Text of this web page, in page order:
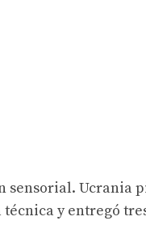
Ucrania
y entregó